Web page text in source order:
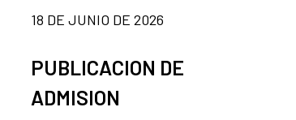
18 DE JUNIO DE 2026
PUBLICACION DE
ADMISION